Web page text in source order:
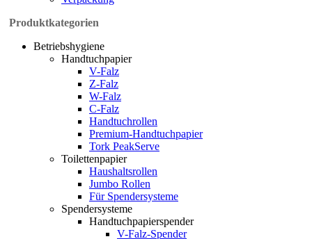
Produktkategorien
Betriebshygiene
Handtuchpapier
V-Falz
Z-Falz
W-Falz
C-Falz
Handtuchrollen
Premium-Handtuchpapier
Tork PeakServe
Toilettenpapier
Haushaltsrollen
Jumbo Rollen
Für Spendersysteme
Spendersysteme
Handtuchpapierspender
V-Falz-Spender